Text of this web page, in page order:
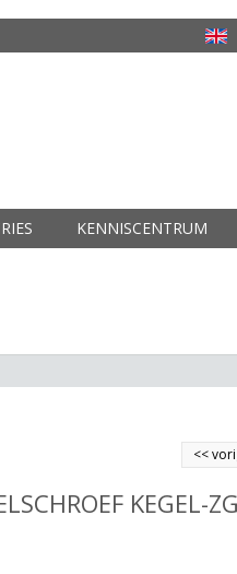
KENNISCENTRUM
<<
KEGEL-